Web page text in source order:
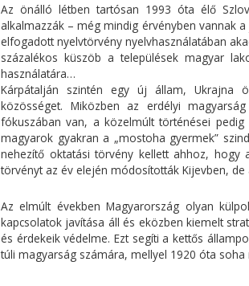
Az önálló létben tartósan 1993 óta élő
alkalmazzák – még mindig érvényben vannak
elfogadott nyelvtörvény nyelvhasználatában
százalékos küszöb a települések magyar
használatára…
Kárpátalján szintén egy új állam, Ukrajna
közösséget. Miközben az erdélyi
fókuszában van, a közelmúlt történései
magyarok gyakran a „mostoha gyermek”
nehezítő oktatási törvény kellett ahhoz,
törvényt az év elején módosították Kijevben,
Az elmúlt években Magyarország olyan
kapcsolatok javítása áll és eközben kiemelt
és érdekeik védelme. Ezt segíti a kettős
túli magyarság számára, mellyel 1920 óta soha